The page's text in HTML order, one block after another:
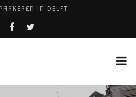
IN DELFT
KWIJT IN TILBURG?
PRODUCTS LEIDEN